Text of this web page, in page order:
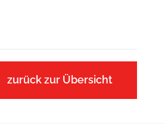
zurück zur Übersicht